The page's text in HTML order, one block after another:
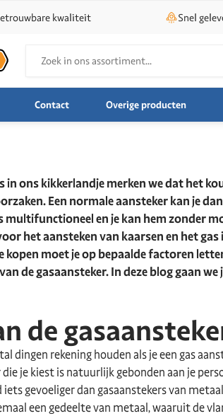
kwaliteit Snel
Zoeken
Contact Overige producten
in ons kikkerlandje merken we dat het
Een normale aansteker kan je
multifunctioneel en je kan hem zonder
het aansteken van kaarsen en het
kopen moet je op bepaalde factoren
de gasaansteker. In deze blog gaan
de
dingen rekening houden als je een gas
je kiest is natuurlijk gebonden aan je
gevoeliger dan gasaanstekers van
een gedeelte van metaal, waaruit